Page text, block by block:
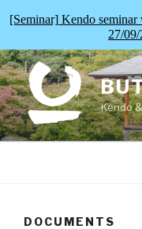
Skip
to
content
Kendo
DOCUMENTS
[Seminar] Kendo
27/